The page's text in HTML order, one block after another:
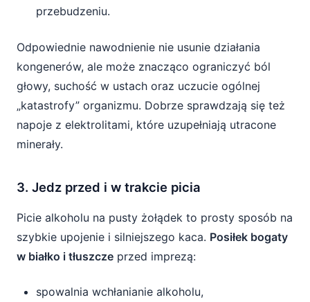
przebudzeniu.
Odpowiednie nawodnienie nie usunie działania
kongenerów, ale może znacząco ograniczyć ból
głowy, suchość w ustach oraz uczucie ogólnej
„katastrofy” organizmu. Dobrze sprawdzają się też
napoje z elektrolitami, które uzupełniają utracone
minerały.
3. Jedz przed i w trakcie picia
Picie alkoholu na pusty żołądek to prosty sposób na
szybkie upojenie i silniejszego kaca. Posiłek bogaty
w białko i tłuszcze przed imprezą:
spowalnia wchłanianie alkoholu,